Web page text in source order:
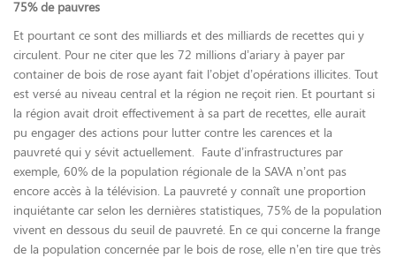
75% de pauvres
Et pourtant ce sont des milliards et des milliards de recettes qui y
circulent. Pour ne citer que les 72 millions d’ariary à payer par
container de bois de rose ayant fait l’objet d’opérations illicites. Tout
est versé au niveau central et la région ne reçoit rien. Et pourtant si
la région avait droit effectivement à sa part de recettes, elle aurait
pu engager des actions pour lutter contre les carences et la
pauvreté qui y sévit actuellement. Faute d’infrastructures par
exemple, 60% de la population régionale de la SAVA n’ont pas
encore accès à la télévision. La pauvreté y connaît une proportion
inquiétante car selon les dernières statistiques, 75% de la population
vivent en dessous du seuil de pauvreté. En ce qui concerne la frange
de la population concernée par le bois de rose, elle n’en tire que très